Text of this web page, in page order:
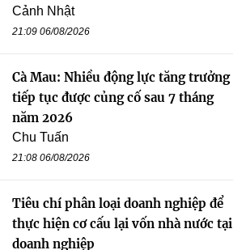
Cảnh Nhật
21:09 06/08/2026
Cà Mau: Nhiều động lực tăng trưởng
tiếp tục được củng cố sau 7 tháng
năm 2026
Chu Tuấn
21:08 06/08/2026
Tiêu chí phân loại doanh nghiệp để
thực hiện cơ cấu lại vốn nhà nước tại
doanh nghiệp